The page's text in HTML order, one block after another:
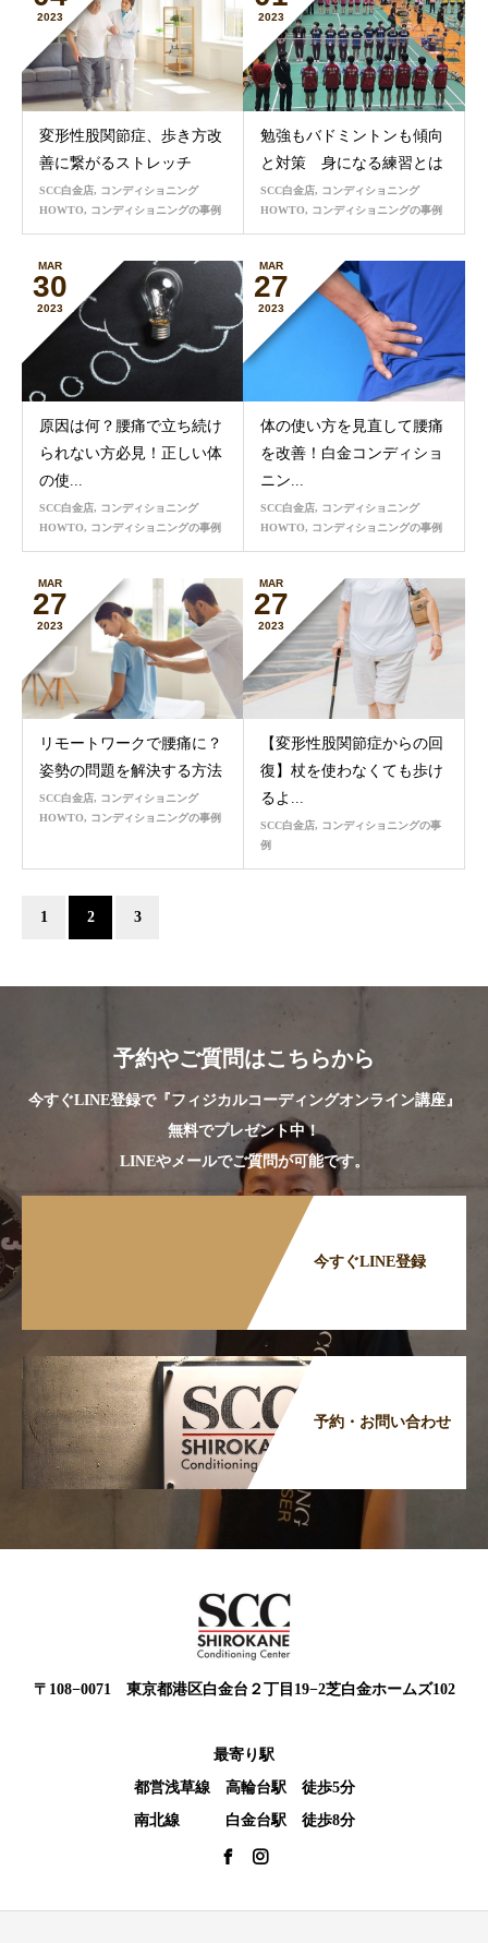
2023
変形性股関節症、歩き方改
善に繋がるストレッチ
SCC白金店, コンディショニング
HOWTO, コンディショニングの事例
2023
勉強もバドミントンも傾向
と対策 身になる練習とは
SCC白金店, コンディショニング
HOWTO, コンディショニングの事例
MAR
30
2023
原因は何？腰痛で立ち続け
られない方必見！正しい体
の使...
SCC白金店, コンディショニング
HOWTO, コンディショニングの事例
MAR
27
2023
体の使い方を見直して腰痛
を改善！白金コンディショ
ニン...
SCC白金店, コンディショニング
HOWTO, コンディショニングの事例
MAR
27
2023
リモートワークで腰痛に？
姿勢の問題を解決する方法
SCC白金店, コンディショニング
HOWTO, コンディショニングの事例
MAR
27
2023
【変形性股関節症からの回
復】杖を使わなくても歩け
るよ...
SCC白金店, コンディショニングの事
例
1 2 3
予約やご質問はこちらから
今すぐLINE登録で『フィジカルコーディングオンライン講座』
無料でプレゼント中！
LINEやメールでご質問が可能です。
今すぐLINE登録
予約・お問い合わせ
〒108−0071 東京都港区白金台２丁目19−2芝白金ホームズ102
最寄り駅
都営浅草線 高輪台駅 徒歩5分
南北線 白金台駅 徒歩8分